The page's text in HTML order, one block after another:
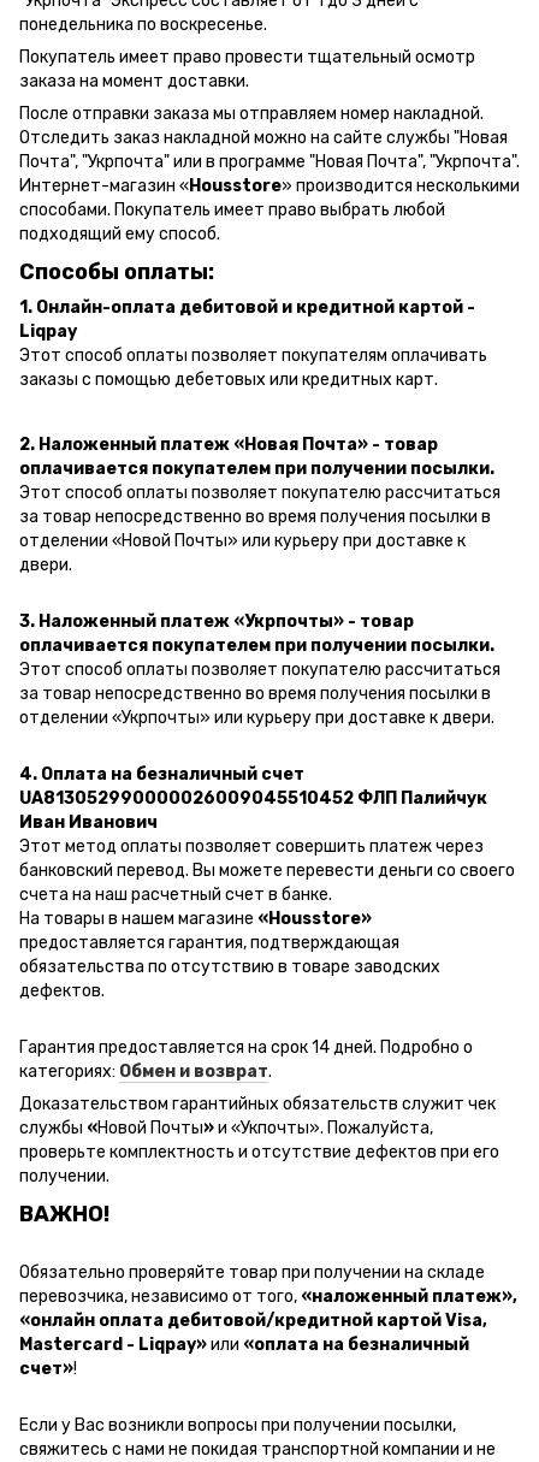
понедельника по воскресенье.
Покупатель имеет право провести тщательный осмотр
заказа на момент доставки.
После отправки заказа мы отправляем номер накладной.
Отследить заказ накладной можно на сайте службы "Новая
Почта", "Укрпочта" или в программе "Новая Почта", "Укрпочта".
Интернет-магазин «Housstore» производится несколькими
способами. Покупатель имеет право выбрать любой
подходящий ему способ.
Способы оплаты:
1. Онлайн-оплата дебитовой и кредитной картой -
Liqpay
Этот способ оплаты позволяет покупателям оплачивать
заказы с помощью дебетовых или кредитных карт.
2. Наложенный платеж «Новая Почта» - товар
оплачивается покупателем при получении посылки.
Этот способ оплаты позволяет покупателю рассчитаться
за товар непосредственно во время получения посылки в
отделении «Новой Почты» или курьеру при доставке к
двери.
3. Наложенный платеж «Укрпочты» - товар
оплачивается покупателем при получении посылки.
Этот способ оплаты позволяет покупателю рассчитаться
за товар непосредственно во время получения посылки в
отделении «Укрпочты» или курьеру при доставке к двери.
4. Оплата на безналичный счет
UA813052990000026009045510452 ФЛП Палийчук
Иван Иванович
Этот метод оплаты позволяет совершить платеж через
банковский перевод. Вы можете перевести деньги со своего
счета на наш расчетный счет в банке.
На товары в нашем магазине «Housstore»
предоставляется гарантия, подтверждающая
обязательства по отсутствию в товаре заводских
дефектов.
Гарантия предоставляется на срок 14 дней. Подробно о
категориях: Обмен и возврат.
Доказательством гарантийных обязательств служит чек
службы «Новой Почты»и «Укпочты». Пожалуйста,
проверьте комплектность и отсутствие дефектов при его
получении.
ВАЖНО!
Обязательно проверяйте товар при получении на складе
перевозчика, независимо от того, «наложенный платеж»,
«онлайн оплата дебитовой/кредитной картой Visa,
Mastercard - Liqpay»или «оплата на безналичный
счет»!
Если у Вас возникли вопросы при получении посылки,
свяжитесь с нами не покидая транспортной компании и не